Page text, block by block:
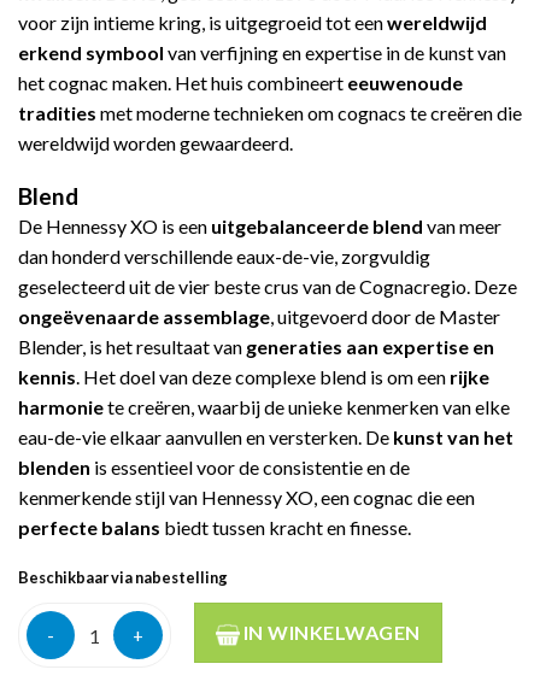
voor zijn intieme kring, is uitgegroeid tot eenwereldwijd
erkend symbool van verfijning en expertise in de kunst van
het cognac maken. Het huis combineert eeuwenoude
tradities met moderne technieken om cognacs te creëren die
wereldwijd worden gewaardeerd.
Blend
De Hennessy XO is een uitgebalanceerde blend van meer
dan honderd verschillende eaux-de-vie, zorgvuldig
geselecteerd uit de vier beste crus van de Cognacregio. Deze
ongeëvenaarde assemblage, uitgevoerd door de Master
Blender, is het resultaat van generaties aan expertise en
kennis. Het doel van deze complexe blend is om een rijke
harmoniete creëren, waarbij de unieke kenmerken van elke
eau-de-vie elkaar aanvullen en versterken. De kunst van het
blenden is essentieel voor de consistentie en de
kenmerkende stijl van Hennessy XO, een cognac die een
perfecte balans biedt tussen kracht en finesse.
Beschikbaar via nabestelling
Hennessy xo karaf cognac 40% 70cl aantal
IN WINKELWAGEN